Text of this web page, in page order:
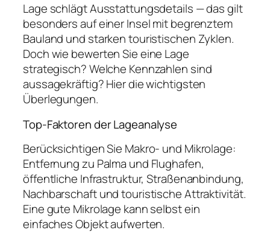
Lage schlägt Ausstattungsdetails — das gilt
besonders auf einer Insel mit begrenztem
Bauland und starken touristischen Zyklen.
Doch wie bewerten Sie eine Lage
strategisch? Welche Kennzahlen sind
aussagekräftig? Hier die wichtigsten
Überlegungen.
Top-Faktoren der Lageanalyse
Berücksichtigen Sie Makro- und Mikrolage:
Entfernung zu Palma und Flughafen,
öffentliche Infrastruktur, Straßenanbindung,
Nachbarschaft und touristische Attraktivität.
Eine gute Mikrolage kann selbst ein
einfaches Objekt aufwerten.